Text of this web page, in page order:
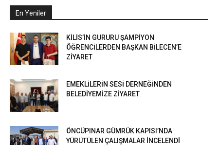
En Yeniler
KİLİS’İN GURURU ŞAMPİYON
ÖĞRENCİLERDEN BAŞKAN BİLECEN’E
ZİYARET
EMEKLİLERİN SESİ DERNEĞİNDEN
BELEDİYEMİZE ZİYARET
ÖNCÜPINAR GÜMRÜK KAPISI’NDA
YÜRÜTÜLEN ÇALIŞMALAR İNCELENDİ